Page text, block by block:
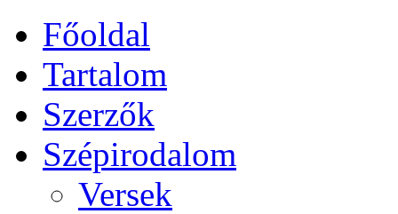
Főoldal
Tartalom
Szerzők
Szépirodalom
Versek